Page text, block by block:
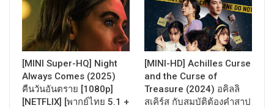
[MINI Super-HQ] Night
Always Comes (2025)
คืนวันอันตราย [1080p]
[NETFLIX] [พากย์ไทย 5.1 +
[MINI-HD] Achilles Curse
and the Curse of
Treasure (2024) อคิลลิ
สเคิร์ส กับสมบัติต้องคำสาป